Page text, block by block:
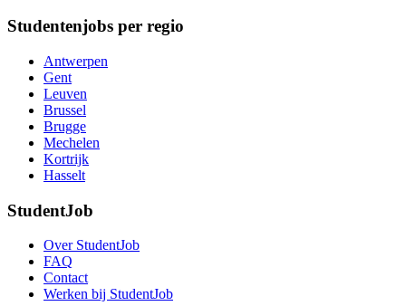
Studentenjobs per regio
Antwerpen
Gent
Leuven
Brussel
Brugge
Mechelen
Kortrijk
Hasselt
StudentJob
Over StudentJob
FAQ
Contact
Werken bij StudentJob